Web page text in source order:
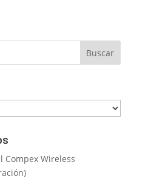
Compex Wireless